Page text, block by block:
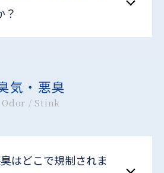
？
気・悪臭
Odor / Stink
はどこで規制されま